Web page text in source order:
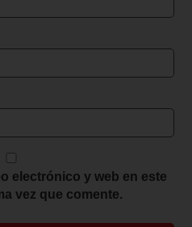
electrónico y web en este
vez que comente.